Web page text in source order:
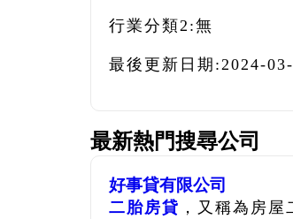
行業分類2:無
最後更新日期:2024-
最新熱門搜尋公司
好事貸有限公司
二胎房貸 ，又稱為房